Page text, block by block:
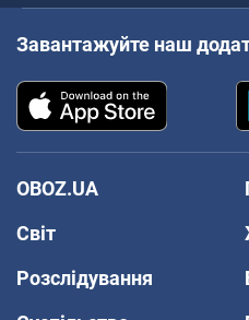
Завантажуйте наш
OBOZ.UA
Світ
Розслідування